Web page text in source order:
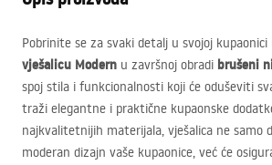
Pobrinite se za svaki detalj u svojoj kupaonici
vješalicu Modern u završnoj obradi brušeni
spoj stila i funkcionalnosti koji će oduševiti
traži elegantne i praktične kupaonske
najkvalitetnijih materijala, vješalica ne samo
moderan dizajn vaše kupaonice, već će